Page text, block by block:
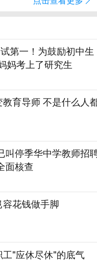
第一！为鼓励初中生
妈考上了研究生
育导师 不是什么人
叫停季华中学教师招
面核查
花钱做手脚
"应休尽休"的底气